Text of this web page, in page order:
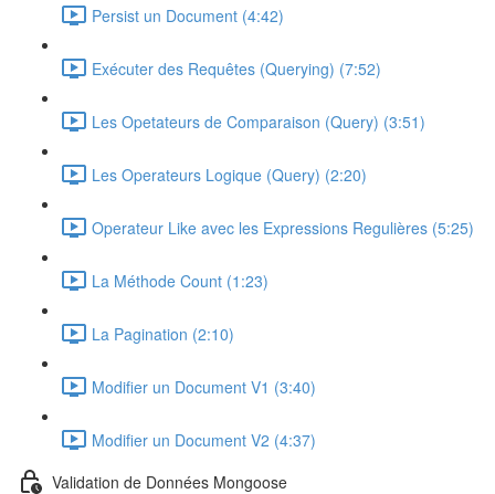
Persist un Document (4:42)
Exécuter des Requêtes (Querying) (7:52)
Les Opetateurs de Comparaison (Query) (3:51)
Les Operateurs Logique (Query) (2:20)
Operateur Like avec les Expressions Regulières (5:25)
La Méthode Count (1:23)
La Pagination (2:10)
Modifier un Document V1 (3:40)
Modifier un Document V2 (4:37)
Validation de Données Mongoose